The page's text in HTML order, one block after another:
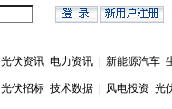
光伏资讯 电力资讯 新能源汽车
光伏招标 技术数据 风电投资 光